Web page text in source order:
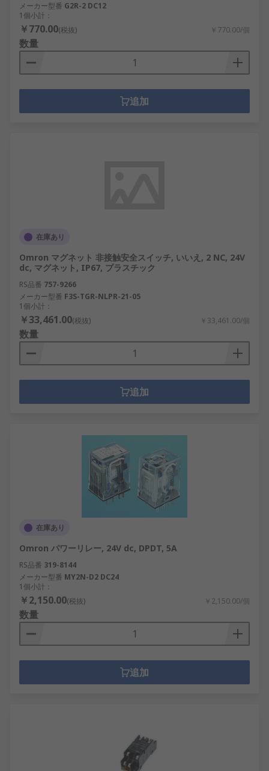
メーカー型番 G2R-2 DC12
1個小計：
￥770.00(税抜) ￥770.00/個
数量
追加
在庫あり
Omron マグネット 非接触安全スイッチ, いいえ, 2 NC, 24V
dc, マグネット, IP67, プラスチック
RS品番 757-9266
メーカー型番 F3S-TGR-NLPR-21-05
1個小計：
￥33,461.00(税抜) ￥33,461.00/個
数量
追加
在庫あり
Omron パワーリレー, 24V dc, DPDT, 5A
RS品番 319-8144
メーカー型番 MY2N-D2 DC24
1個小計：
￥2,150.00(税抜) ￥2,150.00/個
数量
追加